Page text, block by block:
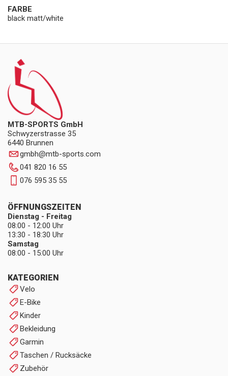
FARBE
black matt/white
MTB-SPORTS GmbH
Schwyzerstrasse 35
6440 Brunnen
gmbh@mtb-sports.com
041 820 16 55
076 595 35 55
KATEGORIEN
Velo
E-Bike
Kinder
Bekleidung
Garmin
Taschen / Rucksäcke
Zubehör
ÖFFNUNGSZEITEN
Dienstag - Freitag
08:00 - 12:00 Uhr
13:30 - 18:30 Uhr
Samstag
08:00 - 15:00 Uhr